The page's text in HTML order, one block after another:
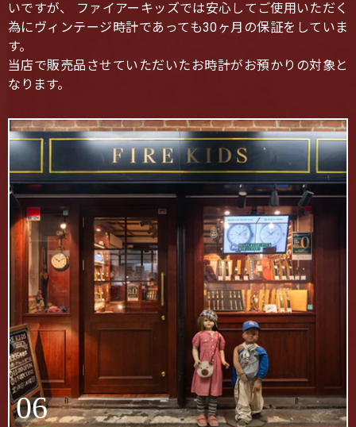
いですが、 ファイアーキッズでは安心してご使用いただく
為にヴィンテージ時計であっても30ヶ月の保証をしていま
す。
当店で販売品させていただいたお時計がお預かりの対象と
なります。
06